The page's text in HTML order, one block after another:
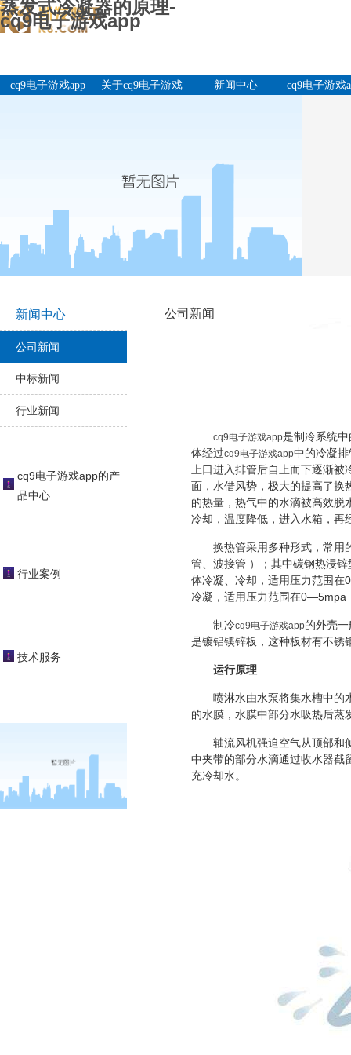
蒸发式冷凝器的原理-
cq9电子游戏app
cq9电子游戏app
关于cq9电子游戏
新闻中心
cq9电子游戏
新闻中心
公司新闻
中标新闻
行业新闻
cq9电子游戏app的产
品中心
行业案例
技术服务
公司新闻
cq9电子游戏app是制冷系统
体经过cq9电子游戏app中的冷凝
上口进入排管后自上而下逐渐被
面，水借风势，极大的提高了换
的热量，热气中的水滴被高效脱
冷却，温度降低，进入水箱，再
换热管采用多种形式，常用
管、波接管 ）；其中碳钢热浸锌
体冷凝、冷却，适用压力范围在
冷凝，适用压力范围在0—5mpa
制冷cq9电子游戏app的外壳
是镀铝镁锌板，这种板材有不锈
运行原理
喷淋水由水泵将集水槽中的
的水膜，水膜中部分水吸热后蒸
轴流风机强迫空气从顶部和
中夹带的部分水滴通过收水器截
充冷却水。